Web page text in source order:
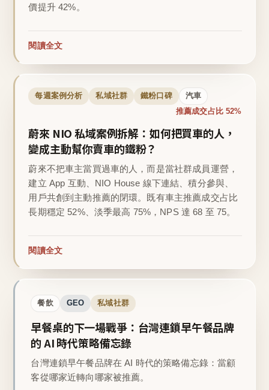
價提升 42%。
閱讀全文
每週案例分析 私域社群 鐵粉口碑 汽車
推薦成交占比 52%
蔚來 NIO 私域案例拆解：如何把買車的人，
變成主動幫你賣車的鐵粉？
蔚來不把車主當買過車的人，而是當社群成員運營，
建立 App 互動、NIO House 線下連結、積分參與、
用戶共創到主動推薦的閉環。既有車主推薦成交占比
長期穩定 52%、淡季最高 75%，NPS 達 68 至 75。
閱讀全文
餐飲 GEO 私域社群
早餐桌的下一場戰爭：台灣連鎖早午餐品牌
的 AI 時代策略備忘錄
台灣連鎖早午餐品牌在 AI 時代的策略備忘錄：當顧
客從哪家近轉向哪家被推薦。